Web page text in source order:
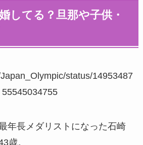
してる？旦那や子供・
status/14953487
55545034755
年長メダリストになった石崎
歳。